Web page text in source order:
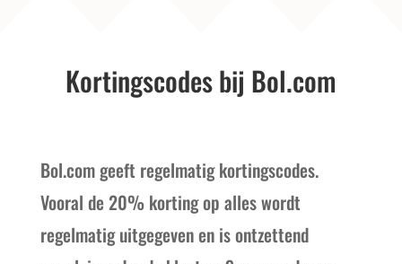
Kortingscodes bij Bol.com
Bol.com geeft regelmatig kortingscodes.
Vooral de 20% korting op alles wordt
regelmatig uitgegeven en is ontzettend